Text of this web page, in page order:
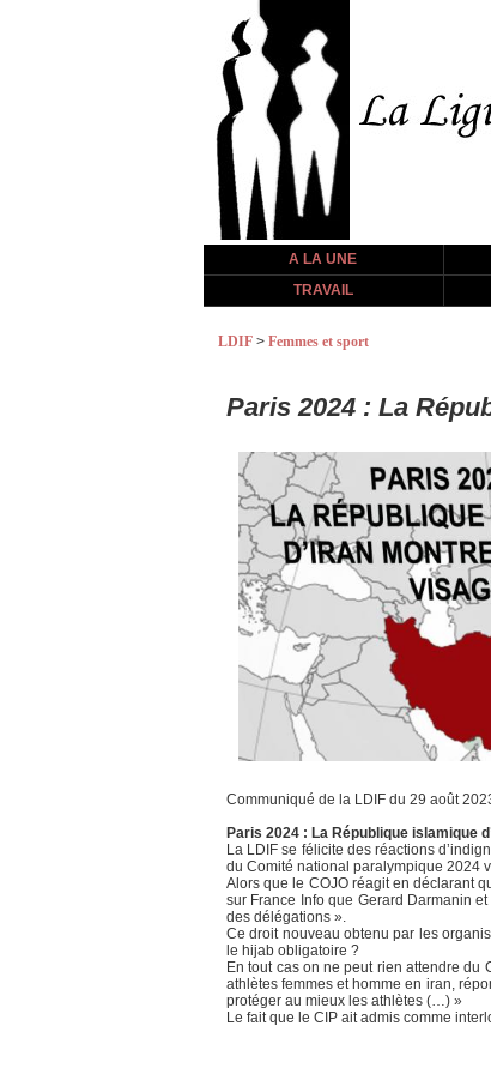
A LA UNE
TRAVAIL
LDIF > Femmes et sport
Paris 2024 : La
Communiqué de la LDIF du 29 août
Paris 2024 : La République islamique
La LDIF se félicite des réactions
du Comité national paralympique 2024
Alors que le COJO réagit en déclarant
sur France Info que Gerard Darmanin
des délégations ».
Ce droit nouveau obtenu par les
le hijab obligatoire ?
En tout cas on ne peut rien attendre du
athlètes femmes et homme en iran,
protéger au mieux les athlètes (…) »
Le fait que le CIP ait admis comme